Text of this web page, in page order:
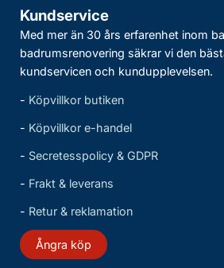
Kundservice
Med mer än 30 års erfarenhet inom
badrumsrenovering säkrar vi den
kundservicen och kundupplevelsen.
- Köpvillkor butiken
- Köpvillkor e-handel
- Secretesspolicy & GDPR
- Frakt & leverans
- Retur & reklamation
Ångra köp